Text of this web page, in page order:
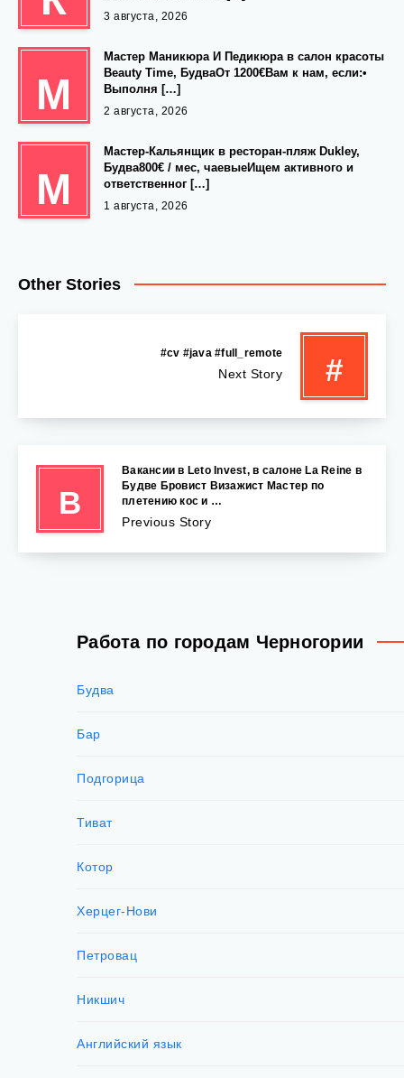
3 августа, 2026
М
Мастер Маникюра И Педикюра в салон красоты
Beauty Time, БудваОт 1200€Вам к нам, если:•
Выполня […]
2 августа, 2026
М
Мастер-Кальянщик в ресторан-пляж Dukley,
Будва800€ / мес, чаевыеИщем активного и
ответственног […]
1 августа, 2026
Other Stories
#
#cv #java #full_remote
Next Story
В
Вакансии в Leto Invest, в салоне La Reine в
Будве Бровист Визажист Мастер по
плетению кос и …
Previous Story
Работа по городам Черногории
Будва
Бар
Подгорица
Тиват
Котор
Херцег-Нови
Петровац
Никшич
Английский язык